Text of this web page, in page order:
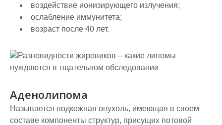
воздействие ионизирующего излучения;
ослабление иммунитета;
возраст после 40 лет.
Аденолипома
Называется подкожная опухоль, имеющая в своем
составе компоненты структур, присущих потовой